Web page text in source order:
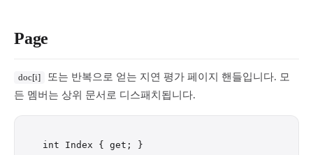
Page
doc[i]
또는 반복으로 얻는 지연 평가 페이지 핸들입니다. 모
든 멤버는 상위 문서로 디스패치됩니다.
int Index { get; }